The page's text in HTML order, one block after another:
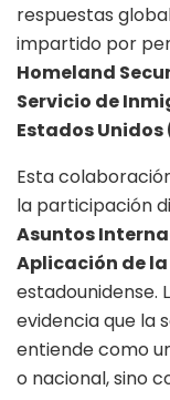
respuestas
impartido por
Homeland
Servicio de
Estados Unidos
Esta
la participación
Asuntos
Aplicación de la
estadounidense.
evidencia que la
entiende como
o nacional, sino